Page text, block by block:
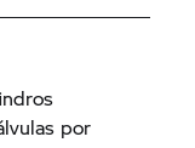
por